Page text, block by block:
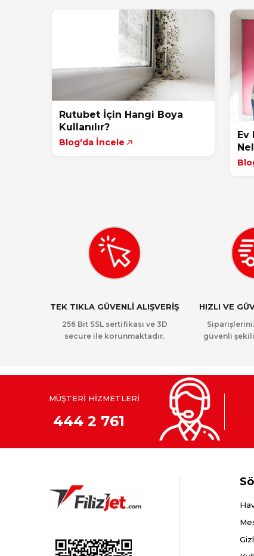
Rutubet İçin Hangi Boya
Kullanılır?
Blog'da İncele
Ev
TEK TIKLA GÜVENLİ ALIŞVERİŞ
256 Bit SSL sertifikası ve 3D
secure ile korunmaktadır.
HIZLI VE
güvenli
MÜŞTERİ HİZMETLERİ
444 2 761